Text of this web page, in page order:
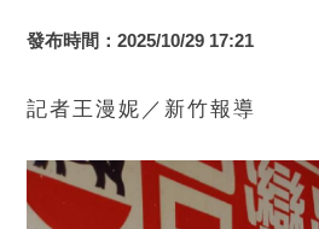
發布時間：2025/10/29 17:21
記者王漫妮／新竹報導